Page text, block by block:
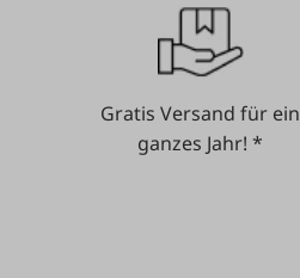
Gratis Versand für ein
ganzes Jahr! *